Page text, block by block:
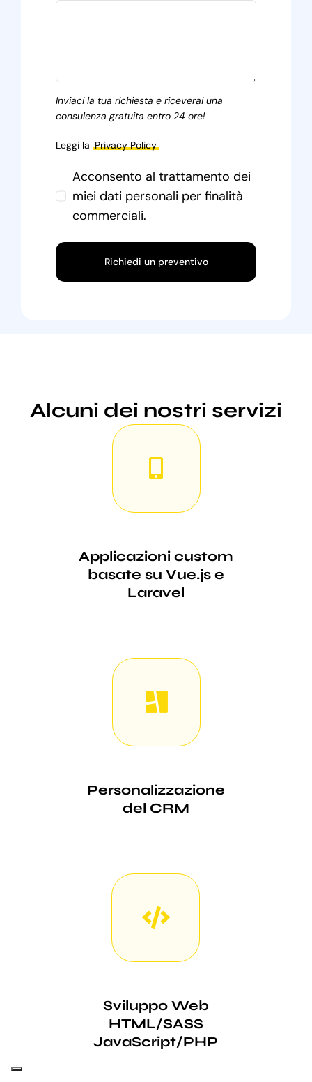
Inviaci la tua richiesta e riceverai una
consulenza gratuita entro 24 ore!
Leggi la Privacy Policy
Acconsento al trattamento dei
miei dati personali per finalità
commerciali.
Richiedi un preventivo
Alcuni dei nostri servizi
Applicazioni custom
basate su Vue.js e
Laravel
Personalizzazione
del CRM
Sviluppo Web
HTML/SASS
JavaScript/PHP